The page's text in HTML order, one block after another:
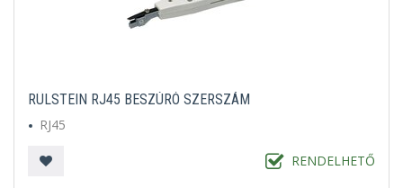
RÜLSTEIN RJ45 BESZÚRÓ SZERSZÁM
RJ45
RENDELHETŐ